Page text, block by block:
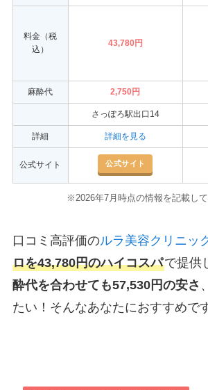
料金（税
込）
43,780円
麻酔代 2,750円
さっぽろ駅出口14
詳細 詳細を見る
公式サイト 公式サイト
※2026年7月時点の情報を記載して
口コミ高評価のルラ美容クリニッ
ロを43,780円のハイコスパで提供
酔代を合わせても57,530円の安さ
たい！そんなあなたにおすすめです